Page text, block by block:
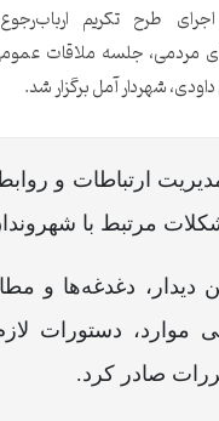
طرح تکریم
مردمی، جلسه ملاقات
شهردار آمل برگزار شد.
ارتباطات و
مرتبط با
دیدار، دغدغه‌ها و
موارد، دستورات
صادر کرد.